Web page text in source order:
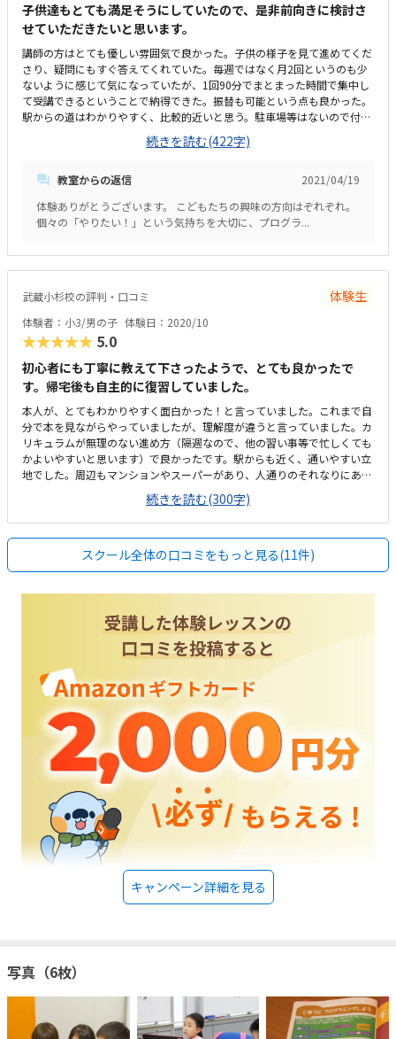
子供達もとても満足そうにしていたので、是非前向きに検討さ
せていただきたいと思います。
講師の方はとても優しい雰囲気で良かった。子供の様子を見て進めてくだ
さり、疑問にもすぐ答えてくれていた。毎週ではなく月2回というのも少
ないように感じて気になっていたが、1回90分でまとまった時間で集中し
て受講できるということで納得できた。振替も可能という点も良かった。
駅からの道はわかりやすく、比較的近いと思う。駐車場等はないので付近
のスーパーやコインパーキングなどに停めて行かないといけない。建物の
一階で教室の入り口も歩道に面しているので、もし子供1人で通う事にな
何箇所か体験に伺っているが、料金は他と大体同じくらいと感じた。少人
と感じる。お休みした時の振替を柔軟に対応していただけるというのがと
ても良いと思った。また、テキストを使ったカリキュラムはあるものの、
続きを読む(422字)
教室からの返信
2021/04/19
体験ありがとうございます。 こどもたちの興味の方向はぞれぞれ。
個々の「やりたい！」という気持ちを大切に、プログラ...
武蔵小杉校の評判・口コミ 体験生
体験者：小3/男の子 体験日：2020/10
★★★★★ 5.0
初心者にも丁寧に教えて下さったようで、とても良かったで
す。帰宅後も自主的に復習していました。
本人が、とてもわかりやすく面白かった！と言っていました。これまで自
分で本を見ながらやっていましたが、理解度が違うと言っていました。カ
リキュラムが無理のない進め方（隔週なので、他の習い事等で忙しくても
かよいやすいと思います）で良かったです。駅からも近く、通いやすい立
地でした。周辺もマンションやスーパーがあり、人通りのそれなりにある
場所なので、子供が一人で通うのも安心かと思います。スタッフの方も親
切でした。待ち合いスペースも教室の外にもありました。入会金がかから
ず、料金形態もシンプルで分かりやすかったです。少人数制で目が届くの
と、振替や補講等、フレキシブルに対応してくれるのが親としては助かり
続きを読む(300字)
スクール全体の口コミをもっと見る(11件)
キャンペーン詳細を見る
写真（6枚）